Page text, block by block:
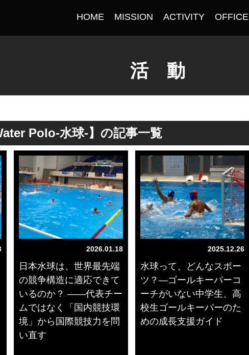
HOME MISSION ACTIVITY OFFICE
活 動
Polo-水球-】の記事一覧
2026.01.18
日本水球は、世界最先端
の競争構造に適応できて
いるのか？ ――代表チー
ムではなく「国内競技環
境」から国際競技力を問
い直す
2025.12.26
水球って、どんなスポー
ツ？―ゴールキーパーコ
ーチがいない中学生、高
校生ゴールキーパーのた
めの成長支援ガイド